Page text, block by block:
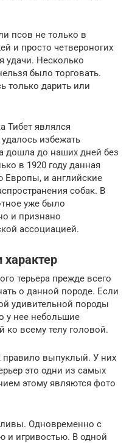
псов не только в
и просто четвероногих
удачи. Несколько
было торговать.
только дарить или
Тибет являлся
избежать
дошла до наших дней без
в 1920 году данная
Европы, и английские
собак. В
уже было
и признано
ассоциацией.
терьера прежде всего
о данной породе. Если
удивительной породы
у нее небольшие
ко всему телу головой.
правило выпуклый. У них
это одни из самых
этому являются фото
Одновременно с
и игривостью. В одной